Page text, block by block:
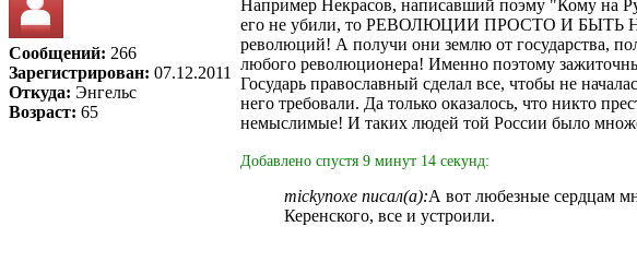
Сообщений: 266
Зарегистрирован: 07.12.2011
Откуда: Энгельс
Возраст: 65
Например Некрасов, написавший поэму "Кому на
его не убили, то РЕВОЛЮЦИИ ПРОСТО И БЫТЬ
революций! А получи они землю от государства,
любого революционера! Именно поэтому
Государь православный сделал все, чтобы не
него требовали. Да только оказалось, что никто
немыслимые! И таких людей той России было
Добавлено спустя 9 минут 14 секунд:
mickynoxe писал(а):А вот любезные сердцам
Керенского, все и устроили.